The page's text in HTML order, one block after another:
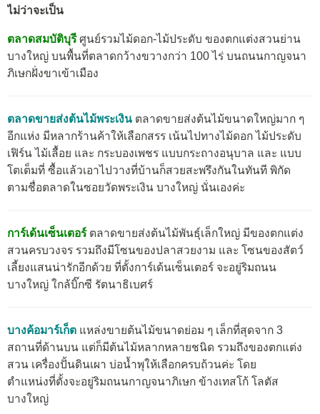
ไม่ว่าจะเป็น
ตลาดสมบัติบุรีศูนย์รวมไม้ดอก-ไม้ประดับ ของตกแต่งสวนย่าน
บางใหญ่ บนพื้นที่ตลาดกว้างขวางกว่า 100 ไร่ บนถนนกาญจนา
ภิเษกฝั่งขาเข้าเมือง
ตลาดขายส่งต้นไม้พระเงิน ตลาดขายส่งต้นไม้ขนาดใหญ่มาก ๆ
อีกแห่ง มีหลากร้านค้าให้เลือกสรร เน้นไปทางไม้ดอก ไม้ประดับ
เฟิร์น ไม้เลื้อย และ กระบองเพชร แบบกระถางอนุบาล และ แบบ
โตเต็มที่ ซื้อแล้วเอาไปวางที่บ้านก็สวยสะพรึงกันในทันที พิกัด
ตามชื่อตลาดในซอยวัดพระเงิน บางใหญ่ นั่นเองค่ะ
การ์เด้นเซ็นเตอร์ตลาดขายส่งต้นไม้พันธุ์เล็กใหญ่ มีของตกแต่ง
สวนครบวงจร รวมถึงมีโซนของปลาสวยงาม และ โซนของสัตว์
เลี้ยงแสนน่ารักอีกด้วย ที่ตั้งการ์เด้นเซ็นเตอร์ จะอยู่ริมถนน
บางใหญ่ ใกล้บิ๊กซี รัตนาธิเบศร์
บางค้อมาร์เก็ต แหล่งขายต้นไม้ขนาดย่อม ๆ เล็กที่สุดจาก 3
สถานที่ด้านบน แต่ก็มีต้นไม้หลากหลายชนิด รวมถึงของตกแต่ง
สวน เครื่องปั้นดินเผา บ่อน้ำพุให้เลือกครบถ้วนค่ะ โดย
ตำแหน่งที่ตั้งจะอยู่ริมถนนกาญจนาภิเษก ข้างเทสโก้ โลตัส
บางใหญ่